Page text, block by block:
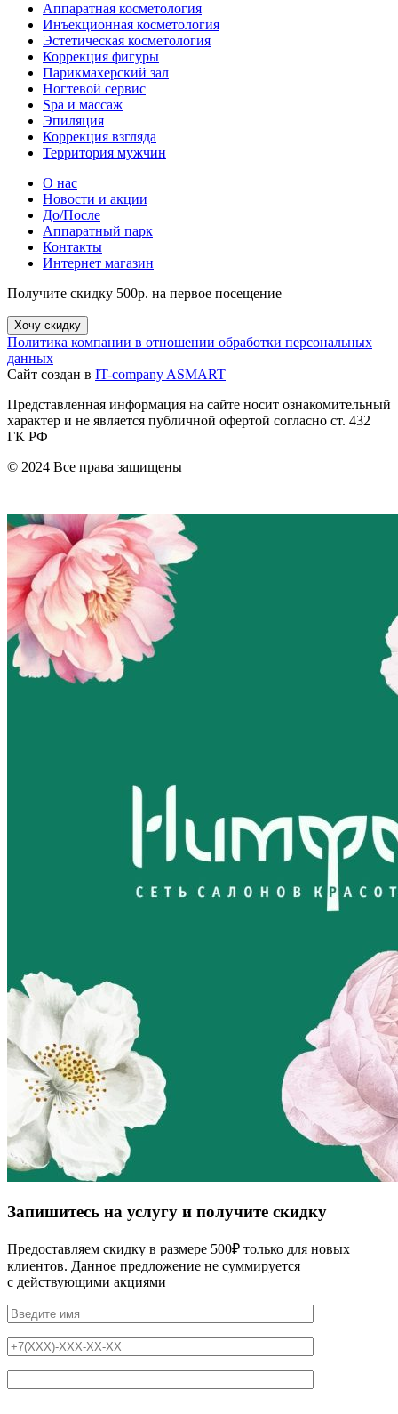
Аппаратная косметология
Инъекционная косметология
Эстетическая косметология
Коррекция фигуры
Парикмахерский зал
Ногтевой сервис
Spa и массаж
Эпиляция
Коррекция взгляда
Территория мужчин
О нас
Новости и акции
До/После
Аппаратный парк
Контакты
Интернет магазин
Получите скидку 500р. на первое посещение
Хочу скидку
Политика компании в отношении обработки персональных
данных
Сайт создан в IT-company ASMART
Представленная информация на сайте носит ознакомительный
характер и не является публичной офертой согласно ст. 432
ГК РФ
© 2024 Все права защищены
Запишитесь на услугу и получите скидку
Предоставляем скидку в размере 500₽ только для новых
клиентов. Данное предложение не суммируется
с действующими акциями